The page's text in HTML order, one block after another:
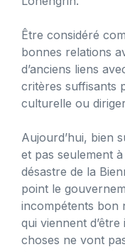
Être considéré
bonnes relations
d’anciens liens
critères suffisants
culturelle ou
Aujourd’hui, bien
et pas seulement
désastre de la
point le
incompétents bon
qui viennent
choses ne vont